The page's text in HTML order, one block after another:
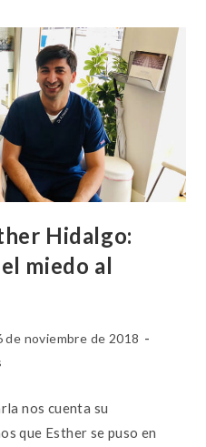
Hidalgo:
miedo al
de noviembre de 2018
nos cuenta su
que Esther se puso en